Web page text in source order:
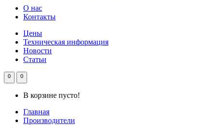
О нас
Контакты
Цены
Техническая информация
Новости
Статьи
0 0
В корзине пусто!
Главная
Производители